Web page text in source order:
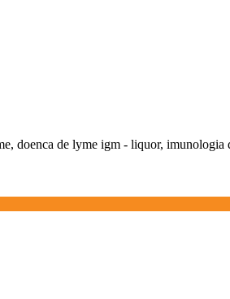
doenca de lyme igm - liquor,